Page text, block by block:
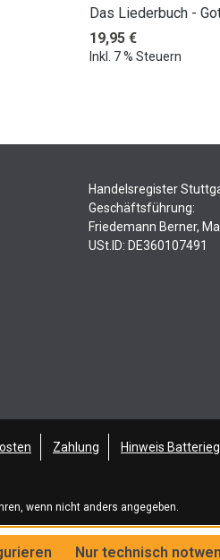
Das Liederbuch -
Regulärer Preis:
19,95 €
Inkl. 7 % Steuern
Handelsregister
Geschäftsführung:
Friedemann Berner,
USt.ID: DE360107491
Zahlung Hinweis
wenn nicht anders angegeben.
Nur technisch